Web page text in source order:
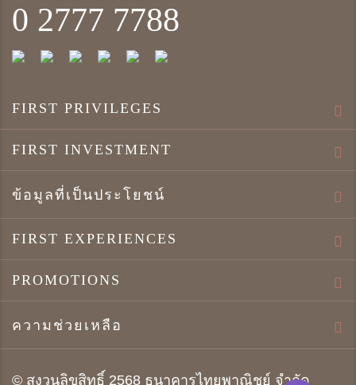
0 2777 7788
FIRST PRIVILEGES
FIRST INVESTMENT
ข้อมูลที่เป็นประโยชน์
FIRST EXPERIENCES
PROMOTIONS
ความช่วยเหลือ
© สงวนลิขสิทธิ์ 2568 ธนาคารไทยพาณิชย์ จำกัด